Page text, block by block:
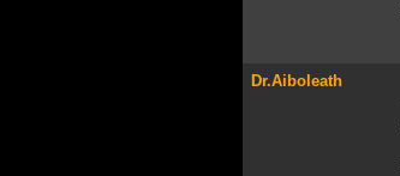
Dr.Aiboleath